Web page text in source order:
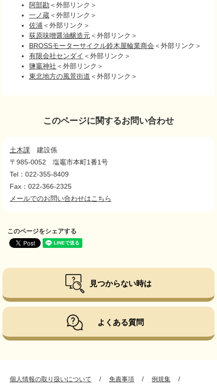
阿部勘 ＜外部リンク＞
一ノ蔵＜外部リンク＞
佐浦 ＜外部リンク＞
荻原味噌醤油醸造元＜外部リンク＞
BROSSモーターサイクル鈴木屋輪業商会 ＜外部リンク＞
有限会社センダイ ＜外部リンク＞
鹽竈神社 ＜外部リンク＞
東北地方の風景街道 ＜外部リンク＞
このページに関するお問い合わせ
土木課
建設係
〒985-0052
塩竈市本町1番1号
Tel：022-355-8409
Fax：022-366-2325
メールでのお問い合わせはこちら
このページをシェアする
見つからない時は
よくある質問
個人情報の取り扱いについて 免責事項 例規集